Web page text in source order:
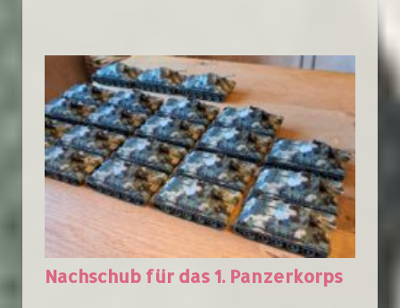
Nachschub für das 1. Panzerkorps